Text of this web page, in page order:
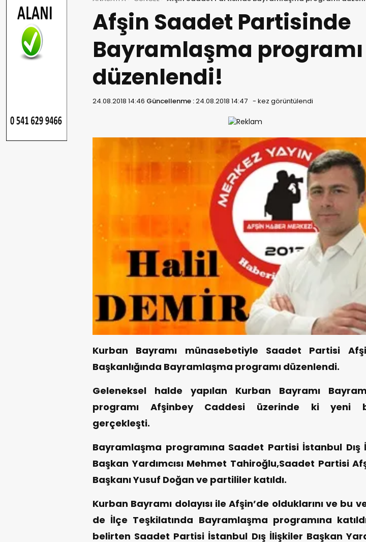
Afşin Saadet Partisinde
Bayramlaşma programı
düzenlendi!
24.08.2018 14:46 Güncellenme :24.08.2018 14:47 - kez görüntülendi
Kurban Bayramı münasebetiyle Saadet Partisi
Başkanlığında Bayramlaşma programı düzenlendi.
Geleneksel halde yapılan Kurban Bayramı
programı Afşinbey Caddesi üzerinde ki yeni
gerçekleşti.
Bayramlaşma programına Saadet Partisi İstanbul Dış
Başkan Yardımcısı Mehmet Tahiroğlu,Saadet Partisi
Başkanı Yusuf Doğan ve partililer katıldı.
Kurban Bayramı dolayısı ile Afşin’de olduklarını ve bu
de İlçe Teşkilatında Bayramlaşma programına
belirten Saadet Partisi İstanbul Dış İlişkiler Başkan